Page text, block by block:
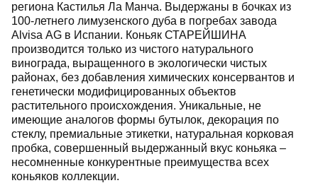
региона Кастилья Ла Манча. Выдержаны в бочках из
100-летнего лимузенского дуба в погребах завода
Alvisa AG в Испании. Коньяк СТАРЕЙШИНА
производится только из чистого натурального
винограда, выращенного в экологически чистых
районах, без добавления химических консервантов и
генетически модифицированных объектов
растительного происхождения. Уникальные, не
имеющие аналогов формы бутылок, декорация по
стеклу, премиальные этикетки, натуральная корковая
пробка, совершенный выдержанный вкус коньяка –
несомненные конкурентные преимущества всех
коньяков коллекции.